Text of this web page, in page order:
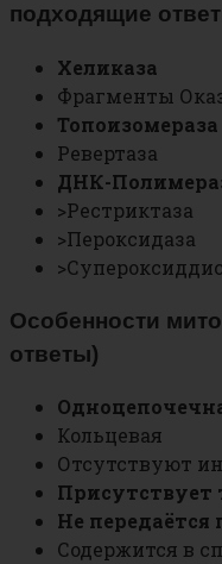
подходящие
Хеликаза
Фрагменты
Топоизомераза
Ревертаза
ДНК-
>Рестриктаза
>Пероксидаза
Особенности
ответы)
Кольцевая
Отсутствуют
Присутствует
Не передаётся
Содержится в